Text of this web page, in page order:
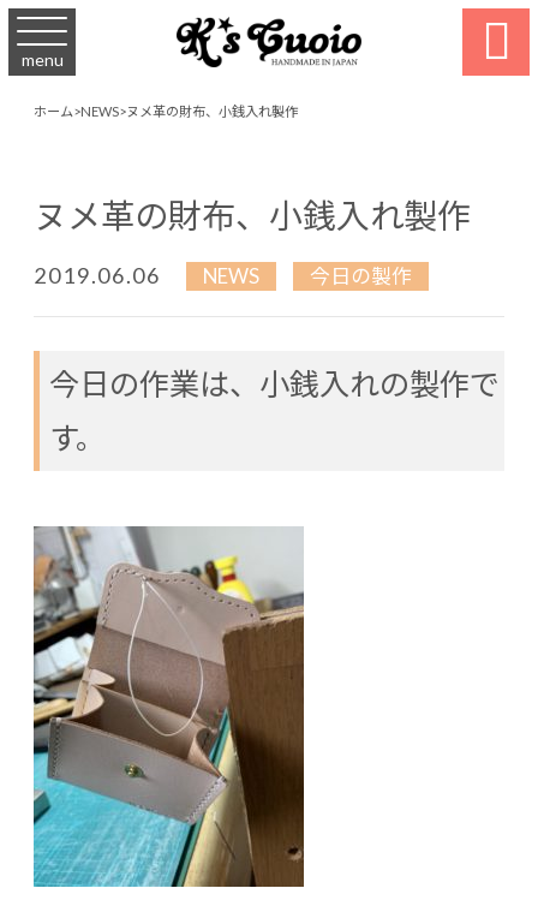
menu 
ホーム>NEWS>ヌメ革の財布、小銭入れ製作
ヌメ革の財布、小銭入れ製作
2019.06.06 NEWS 今日の製作
今日の作業は、小銭入れの製作で
す。